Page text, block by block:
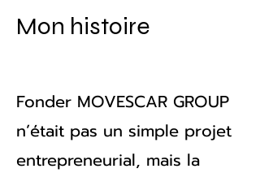
Mon histoire
Fonder MOVESCAR GROUP
n’était pas un simple projet
entrepreneurial, mais la